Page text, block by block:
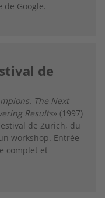
Google.
de
The Next
Results» (1997)
de Zurich, du
workshop. Entrée
complet et